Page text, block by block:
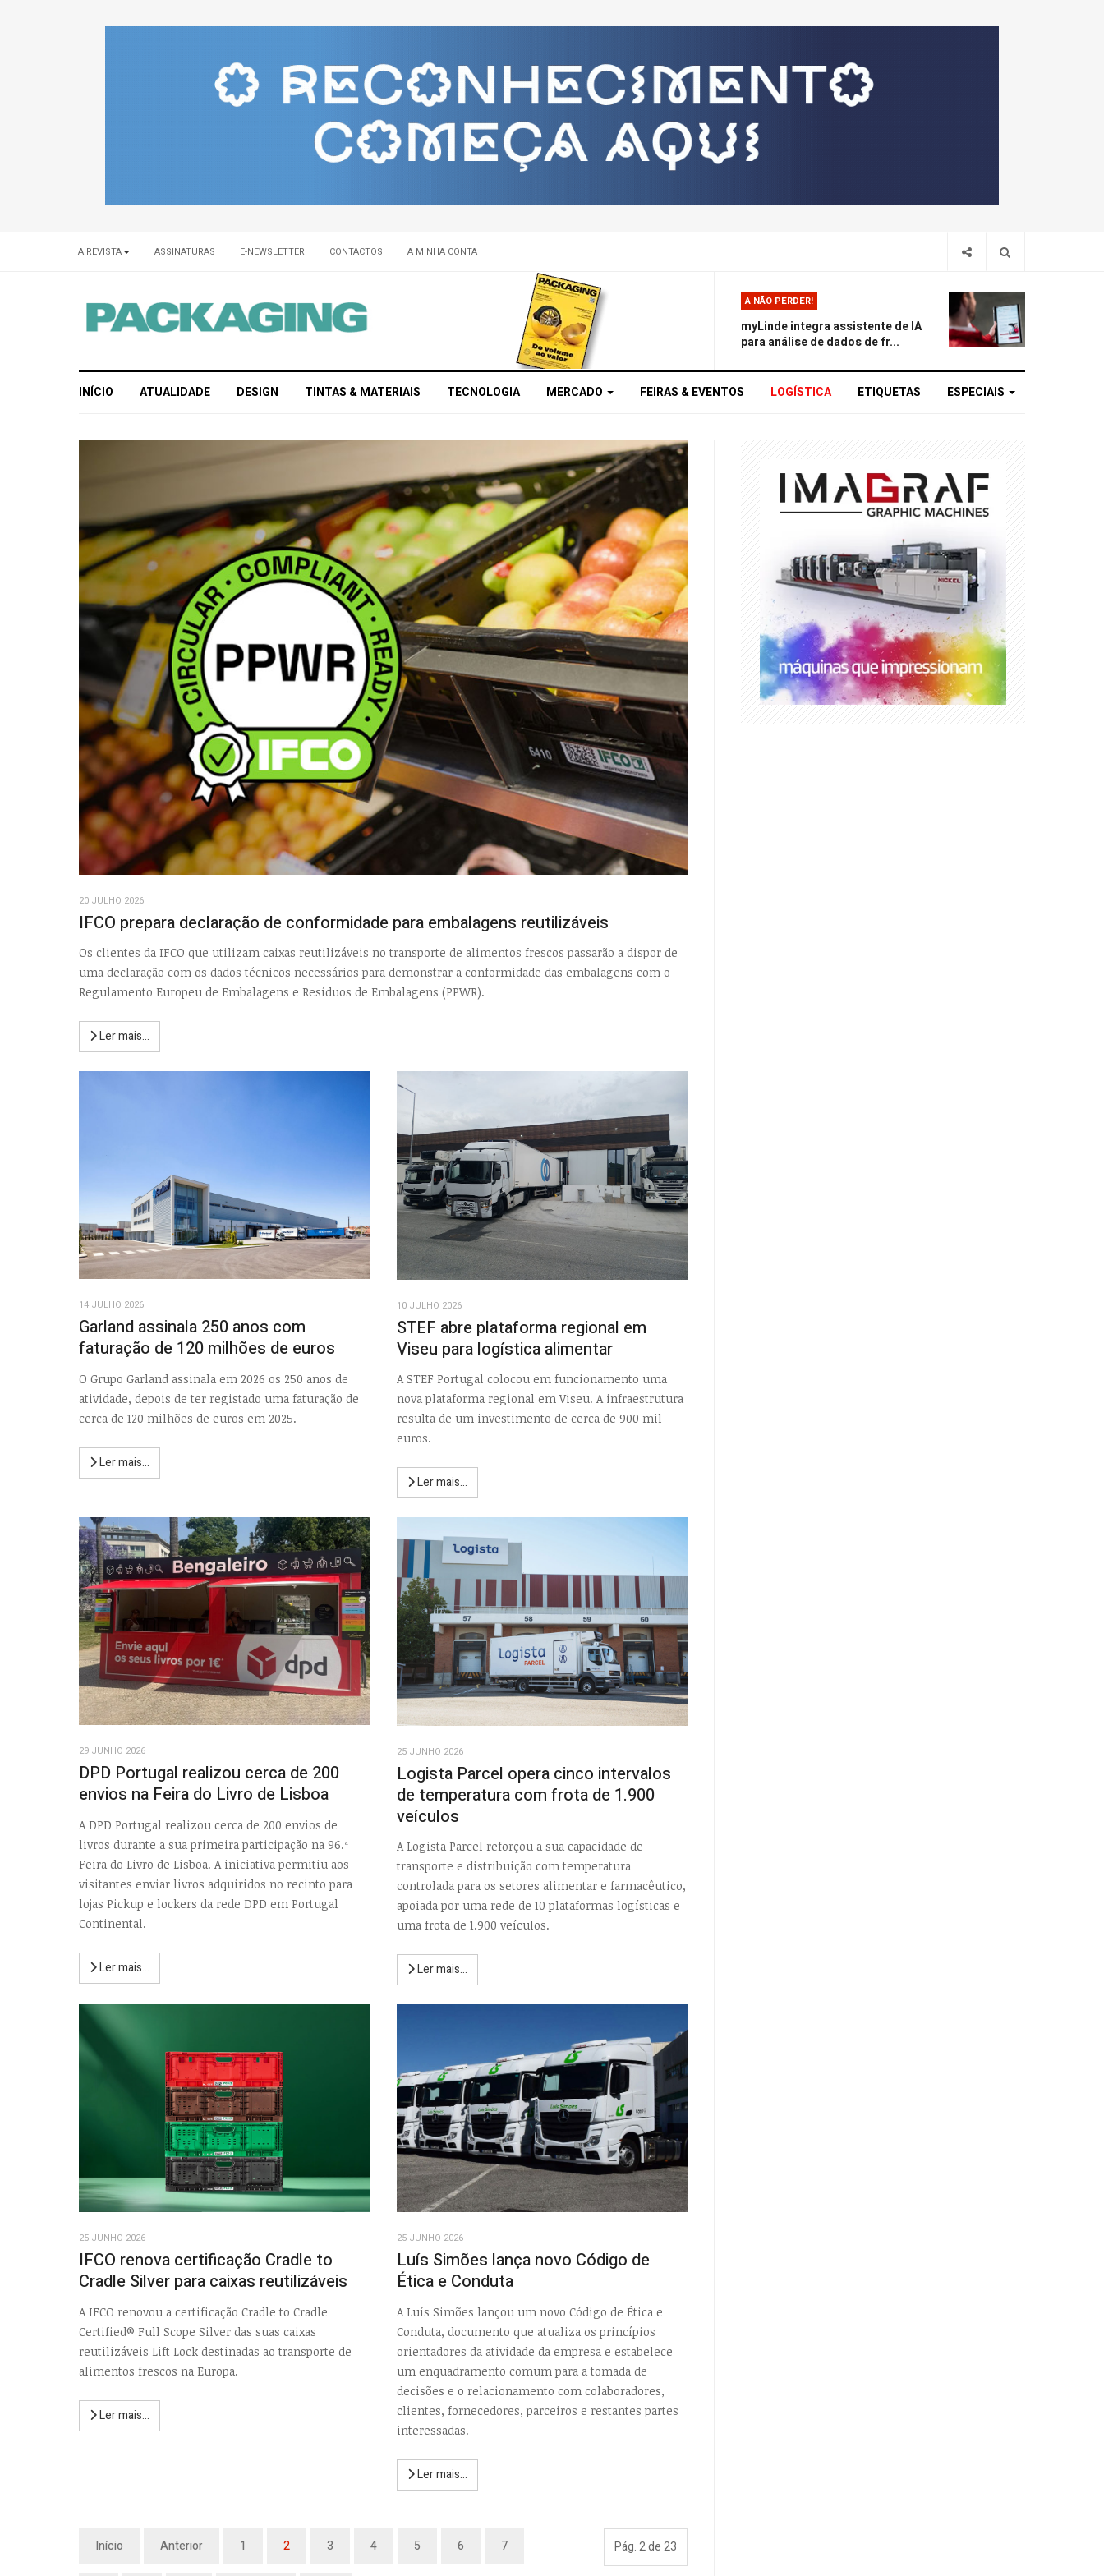
A REVISTA ASSINATURAS E-NEWSLETTER CONTACTOS A MINHA CONTA
A NÃO PERDER!
myLinde integra assistente de IA
para análise de dados de fr...
INÍCIO ATUALIDADE DESIGN TINTAS & MATERIAIS TECNOLOGIA MERCADO FEIRAS & EVENTOS LOGÍSTICA ETIQUETAS ESPECIAIS
20 JULHO 2026
IFCO prepara declaração de conformidade para embalagens reutilizáveis
Os clientes da IFCO que utilizam caixas reutilizáveis no transporte de alimentos frescos passarão a dispor de
uma declaração com os dados técnicos necessários para demonstrar a conformidade das embalagens com o
Regulamento Europeu de Embalagens e Resíduos de Embalagens (PPWR).
Ler mais...
14 JULHO 2026
Garland assinala 250 anos com
faturação de 120 milhões de euros
O Grupo Garland assinala em 2026 os 250 anos de
atividade, depois de ter registado uma faturação de
cerca de 120 milhões de euros em 2025.
Ler mais...
10 JULHO 2026
STEF abre plataforma regional em
Viseu para logística alimentar
A STEF Portugal colocou em funcionamento uma
nova plataforma regional em Viseu. A infraestrutura
resulta de um investimento de cerca de 900 mil
euros.
Ler mais...
29 JUNHO 2026
DPD Portugal realizou cerca de 200
envios na Feira do Livro de Lisboa
A DPD Portugal realizou cerca de 200 envios de
livros durante a sua primeira participação na 96.ª
Feira do Livro de Lisboa. A iniciativa permitiu aos
visitantes enviar livros adquiridos no recinto para
lojas Pickup e lockers da rede DPD em Portugal
Continental.
Ler mais...
25 JUNHO 2026
Logista Parcel opera cinco intervalos
de temperatura com frota de 1.900
veículos
A Logista Parcel reforçou a sua capacidade de
transporte e distribuição com temperatura
controlada para os setores alimentar e farmacêutico,
apoiada por uma rede de 10 plataformas logísticas e
uma frota de 1.900 veículos.
Ler mais...
25 JUNHO 2026
IFCO renova certificação Cradle to
Cradle Silver para caixas reutilizáveis
A IFCO renovou a certificação Cradle to Cradle
Certified® Full Scope Silver das suas caixas
reutilizáveis Lift Lock destinadas ao transporte de
alimentos frescos na Europa.
Ler mais...
25 JUNHO 2026
Luís Simões lança novo Código de
Ética e Conduta
A Luís Simões lançou um novo Código de Ética e
Conduta, documento que atualiza os princípios
orientadores da atividade da empresa e estabelece
um enquadramento comum para a tomada de
decisões e o relacionamento com colaboradores,
clientes, fornecedores, parceiros e restantes partes
interessadas.
Ler mais...
Pág. 2 de 23
Início Anterior 1 2 3 4 5 6 7